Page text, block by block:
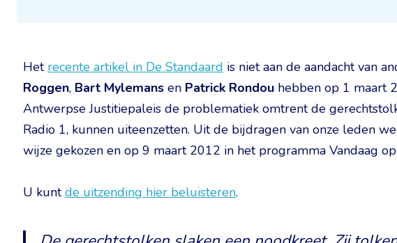
Het recente artikel in De Standaard is niet aan de aandacht van
Roggen, Bart Mylemans en Patrick Rondou hebben op 1 maart
Antwerpse Justitiepaleis de problematiek omtrent de
Radio 1, kunnen uiteenzetten. Uit de bijdragen van onze leden
wijze gekozen en op 9 maart 2012 in het programma Vandaag
U kuntde uitzending hier beluisteren.